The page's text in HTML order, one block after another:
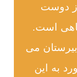
دوست
است.
می
به این